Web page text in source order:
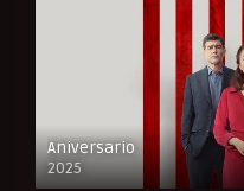
Aniversario
2025
FULL HD